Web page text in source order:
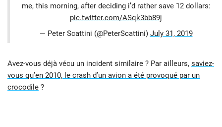
me, this morning, after deciding i’d rather save 12 dollars:
pic.twitter.com/ASqk3bb89j
— Peter Scattini (@PeterScattini) July 31, 2019
Avez-vous déjà vécu un incident similaire ? Par ailleurs, saviez-
vous qu’en 2010, le crash d’un avion a été provoqué par un
crocodile ?